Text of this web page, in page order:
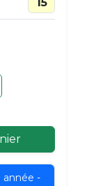
année -